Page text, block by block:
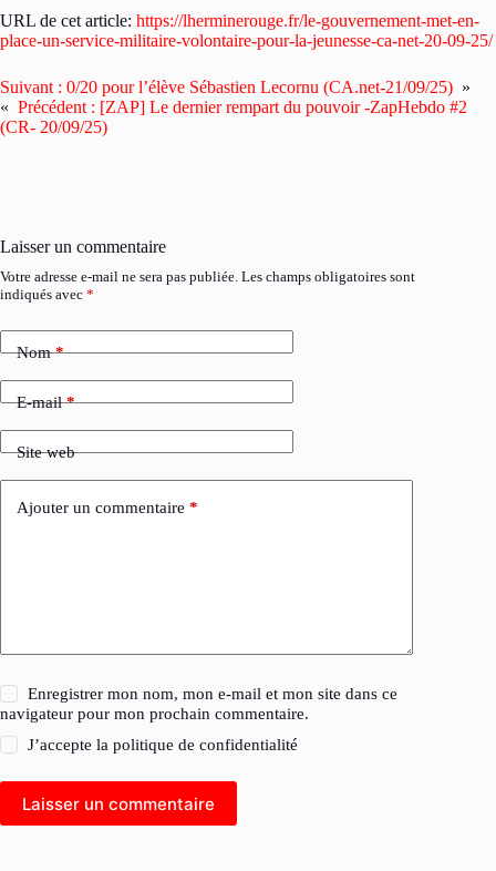
URL de cet article: https://lherminerouge.fr/le-gouvernement-met-en-
place-un-service-militaire-volontaire-pour-la-jeunesse-ca-net-20-09-25/
Suivant : 0/20 pour l’élève Sébastien Lecornu (CA.net-21/09/25) »
« Précédent : [ZAP] Le dernier rempart du pouvoir -ZapHebdo #2
(CR- 20/09/25)
Laisser un commentaire
Votre adresse e-mail ne sera pas publiée. Les champs obligatoires sont
indiqués avec *
Nom*
E-mail*
Site web
Ajouter un commentaire *
Enregistrer mon nom, mon e-mail et mon site dans ce
navigateur pour mon prochain commentaire.
J’accepte lapolitique de confidentialité
Laisser un commentaire